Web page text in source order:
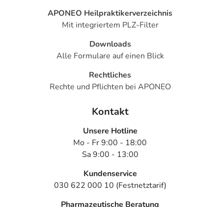
APONEO Heilpraktikerverzeichnis
Mit integriertem PLZ-Filter
Downloads
Alle Formulare auf einen Blick
Rechtliches
Rechte und Pflichten bei APONEO
Kontakt
Unsere Hotline
Mo - Fr 9:00 - 18:00
Sa 9:00 - 13:00
Kundenservice
030 622 000 10 (Festnetztarif)
Pharmazeutische Beratung